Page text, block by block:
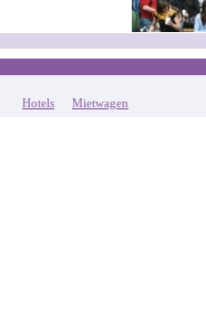
Hotels Mietwagen